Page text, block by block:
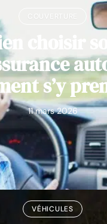
choisir son
s’y
11 mars 2026
VÉHICULES